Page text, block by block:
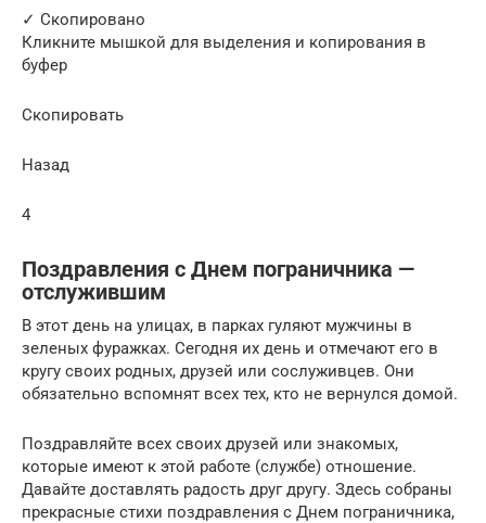
✓ Скопировано
Кликните мышкой для выделения и копирования в
буфер
Скопировать
Назад
4
Поздравления с Днем пограничника —
отслужившим
В этот день на улицах, в парках гуляют мужчины в
зеленых фуражках. Сегодня их день и отмечают его в
кругу своих родных, друзей или сослуживцев. Они
обязательно вспомнят всех тех, кто не вернулся домой.
Поздравляйте всех своих друзей или знакомых,
которые имеют к этой работе (службе) отношение.
Давайте доставлять радость друг другу. Здесь собраны
прекрасные стихи поздравления с Днем пограничника,